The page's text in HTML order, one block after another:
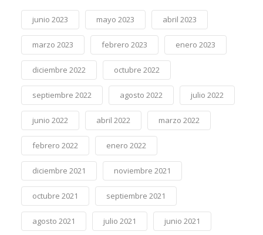
junio 2023 mayo 2023 abril 2023
marzo 2023 febrero 2023 enero 2023
diciembre 2022 octubre 2022
septiembre 2022 agosto 2022 julio 2022
junio 2022 abril 2022 marzo 2022
febrero 2022 enero 2022
diciembre 2021 noviembre 2021
octubre 2021 septiembre 2021
agosto 2021 julio 2021 junio 2021